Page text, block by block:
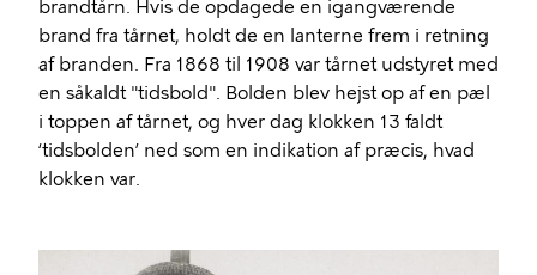
brandtårn. Hvis de opdagede en igangværende
brand fra tårnet, holdt de en lanterne frem i retning
af branden. Fra 1868 til 1908 var tårnet udstyret med
en såkaldt "tidsbold". Bolden blev hejst op af en pæl
i toppen af ​​tårnet, og hver dag klokken 13 faldt
‘tidsbolden’ ned som en indikation af præcis, hvad
klokken var.